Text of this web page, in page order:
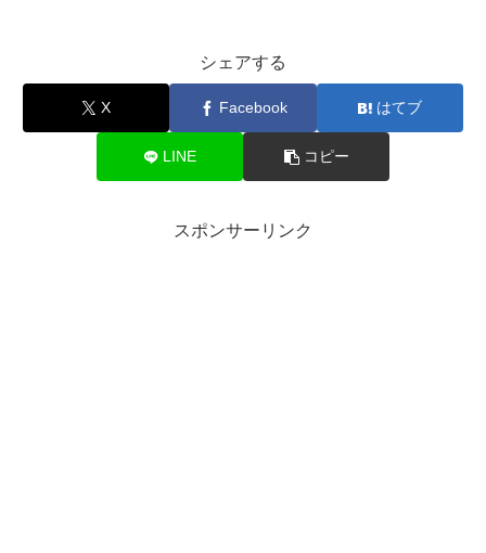
シェアする
X Facebook はてブ
LINE コピー
スポンサーリンク